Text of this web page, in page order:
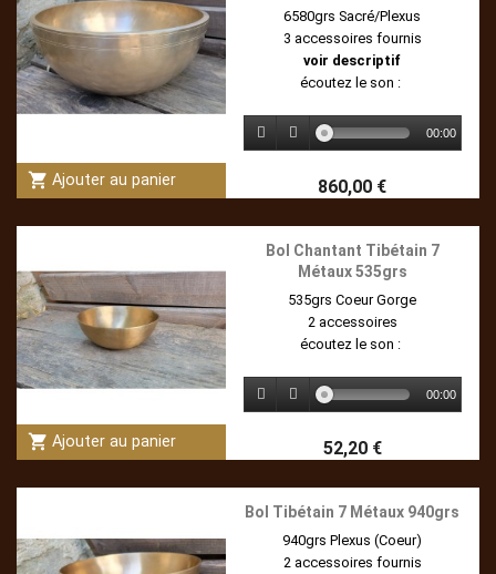
shopping_cart Ajouter au panier
6580grs Sacré/Plexus
3 accessoires fournis
voir descriptif
écoutez le son :
00:00
860,00 €
shopping_cart Ajouter au panier
Bol Chantant Tibétain 7
Métaux 535grs
535grs Coeur Gorge
2 accessoires
écoutez le son :
00:00
52,20 €
Bol Tibétain 7 Métaux 940grs
940grs Plexus (Coeur)
2 accessoires fournis